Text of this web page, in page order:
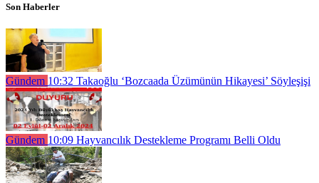
Son Haberler
Gündem 10:32 Takaoğlu ‘Bozcaada Üzümünün Hikayesi’ Söyleşişi
Gündem 10:09 Hayvancılık Destekleme Programı Belli Oldu